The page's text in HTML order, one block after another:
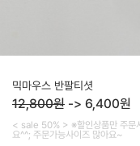
믹마우스 반팔티셧
12,800원 -> 6,400원
< sale 50% > ※할인상품만 주문
요^^; 주문가능사이즈 많아요~